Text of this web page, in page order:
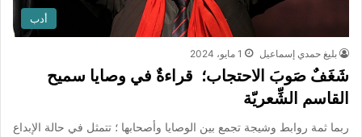
أدب
بليغ حمدي إسماعيل 1 مايو، 2024
شَغَفٌ صَوبَ الاحتجاب؛ قراءةٌ في وصايا سميح
القاسم الشِّعريّة
ربما ثمة روابط وشيجة تجمع بين الوصايا وأصحابها ؛ تتمثل في حالة الإبداع